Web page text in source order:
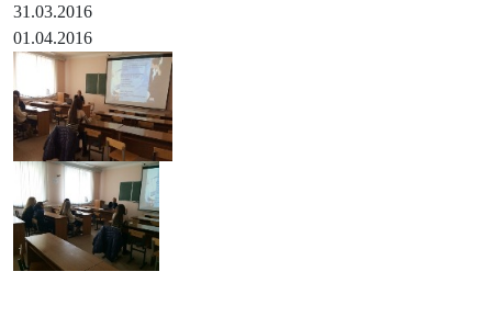
31.03.2016
01.04.2016